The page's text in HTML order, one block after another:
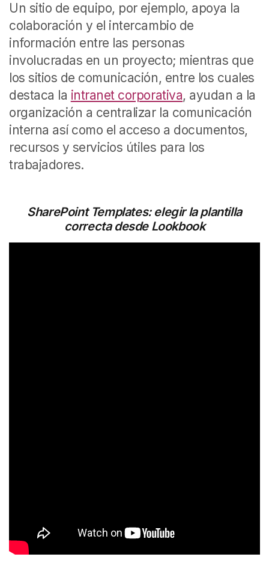
Un sitio de equipo, por ejemplo, apoya la
colaboración y el intercambio de
información entre las personas
involucradas en un proyecto; mientras que
los sitios de comunicación, entre los cuales
destaca la intranet corporativa, ayudan a la
organización a centralizar la comunicación
interna así como el acceso a documentos,
recursos y servicios útiles para los
trabajadores.
SharePoint Templates: elegir la plantilla
correcta desde Lookbook